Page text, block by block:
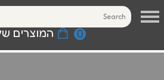
0 המוצרים